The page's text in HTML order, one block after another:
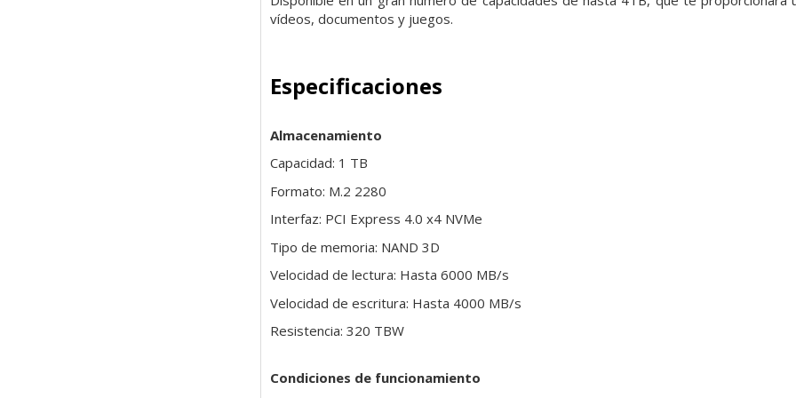
vídeos, documentos y juegos.
Especificaciones
Almacenamiento
Capacidad: 1 TB
Formato: M.2 2280
Interfaz: PCI Express 4.0 x4 NVMe
Tipo de memoria: NAND 3D
Velocidad de lectura: Hasta 6000 MB/s
Velocidad de escritura: Hasta 4000 MB/s
Resistencia: 320 TBW
Condiciones de funcionamiento